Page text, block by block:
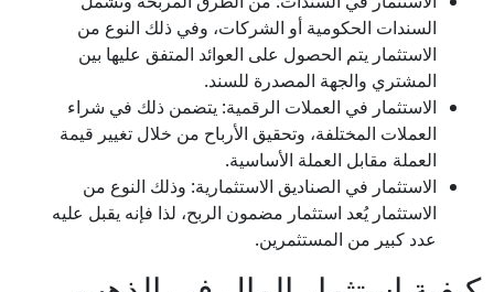
السندات الحكومية أو الشركات، وفي ذلك النوع من
الاستثمار يتم الحصول على العوائد المتفق عليها بين
المشتري والجهة المصدرة للسند.
الاستثمار في العملات الرقمية: يتضمن ذلك في شراء
العملات المختلفة، وتحقيق الأرباح من خلال تغيير قيمة
العملة مقابل العملة الأساسية.
الاستثمار في الصناديق الاستثمارية: وذلك النوع من
الاستثمار يُعد استثمار مضمون الربح، لذا فإنه يقبل عليه
عدد كبير من المستثمرين.